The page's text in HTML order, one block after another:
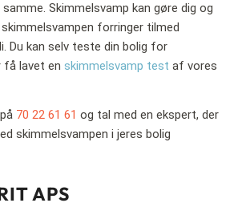
Skimmelsvamp kan gøre dig og
forringer tilmed
Du kan selv teste din bolig for
få lavet enskimmelsvamp test af vores
70 22 61 61 og tal med en ekspert, der
skimmelsvampen i jeres bolig
APS